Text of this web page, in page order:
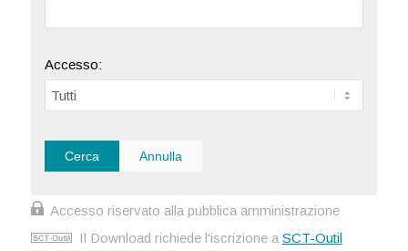
Accesso:
Accesso riservato alla pubblica amministrazione
Il Download richiede l'iscrizione a SCT-Outil